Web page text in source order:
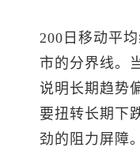
200日移动平
市的分界线。
说明长期趋势
要扭转长期下
劲的阻力屏障。